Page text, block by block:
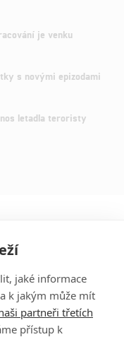
je venku
s novými epizodami
letadla teroristy
jaké informace
k jakým může mít
partneři třetích
přístup k